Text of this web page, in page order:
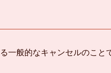
一般的なキャンセルのこと